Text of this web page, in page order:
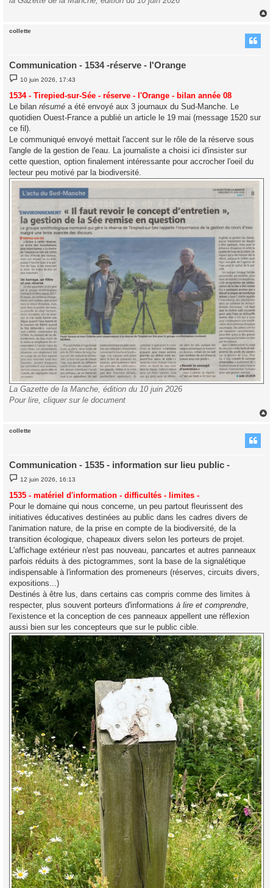
collette
Communication - 1534 -réserve - l'Orange
M
e
s
s
a
e
10 juin 2026, 17:43
1534 - Tirepied-sur-Sée - réserve - l'Orange - bilan année 08
Le bilan résumé a été envoyé aux 3 journaux du Sud-Manche. Le
quotidien Ouest-France a publié un article le 19 mai (message 1520 sur
ce fil).
Le communiqué envoyé mettait l'accent sur le rôle de la réserve sous
l'angle de la gestion de l'eau. La journaliste a choisi ici d'insister sur
cette question, option finalement intéressante pour accrocher l'oeil du
lecteur peu motivé par la biodiversité.
La Gazette de la Manche, édition du 10 juin 2026
Pour lire, cliquer sur le document
collette
Communication - 1535 - information sur lieu public -
M
e
s
s
a
g
e
12 juin 2026, 16:13
1535 - matériel d'information - difficultés - limites -
Pour le domaine qui nous concerne, un peu partout fleurissent des
initiatives éducatives destinées au public dans les cadres divers de
l'animation nature, de la prise en compte de la biodiversité, de la
transition écologique, chapeaux divers selon les porteurs de projet.
L'affichage extérieur n'est pas nouveau, pancartes et autres panneaux
parfois réduits à des pictogrammes, sont la base de la signalétique
indispensable à l'information des promeneurs (réserves, circuits divers,
expositions...)
Destinés à être lus, dans certains cas compris comme des limites à
respecter, plus souvent porteurs d'informations à lire et comprendre
l'existence et la conception de ces panneaux appellent une réflexion
aussi bien sur les concepteurs que sur le public cible.